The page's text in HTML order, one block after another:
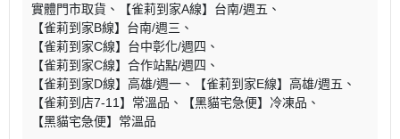
實體門市取貨
【雀莉到家A線】台南/週五
【雀莉到家B線】台南/週三
【雀莉到家C線】台中彰化/週四
【雀莉到家C線】合作站點/週四
【雀莉到家D線】高雄/週一
【雀莉到家E線】高雄/週五
【雀莉到店7-11】常溫品
【黑貓宅急便】冷凍品
【黑貓宅急便】常溫品